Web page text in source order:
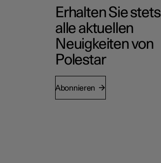
Erhalten Sie stets
alle aktuellen
Neuigkeiten von
Polestar
Abonnieren